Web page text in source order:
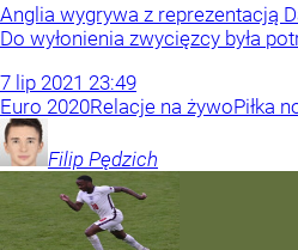
Anglia wygrywa z reprezentacją
Do wyłonienia zwycięzcy była
7 lip 2021 23:49
Euro 2020Relacje na żywoPiłka
Filip Pędzich